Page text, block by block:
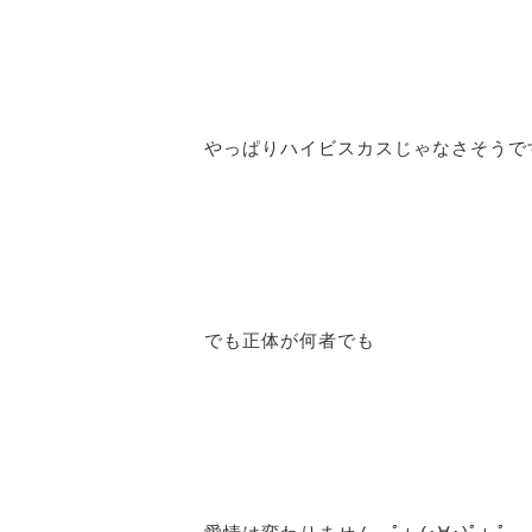
やっぱりハイビスカスじゃなさそうで
でも正体が何者でも